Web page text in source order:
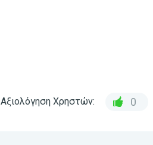
Αξιολόγηση Χρηστών: 0